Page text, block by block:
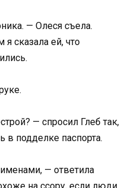
— Олеся съела.
я сказала ей, что
— спросил Глеб так,
в подделке паспорта.
— ответила